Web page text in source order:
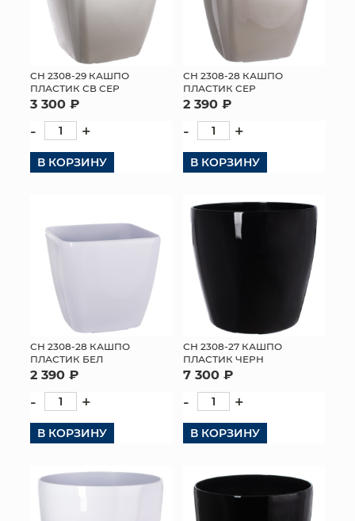
СН 2308-29 КАШПО
ПЛАСТИК СВ СЕР
3 300 ₽
- +
В КОРЗИНУ
СН 2308-28 КАШПО
ПЛАСТИК СЕР
2 390 ₽
- +
В КОРЗИНУ
СН 2308-28 КАШПО
ПЛАСТИК БЕЛ
2 390 ₽
- +
В КОРЗИНУ
СН 2308-27 КАШПО
ПЛАСТИК ЧЕРН
7 300 ₽
- +
В КОРЗИНУ